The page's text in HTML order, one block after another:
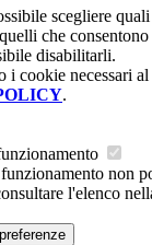
scegliere
che
disabilitarli.
i cookie necessari
.
non
l'elenco